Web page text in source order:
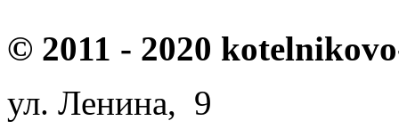
© 2011 - 2020
ул. Ленина, 9